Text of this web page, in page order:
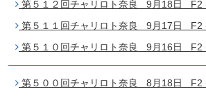
第５１２回チャリロト奈良 9月18日 F2
第５１１回チャリロト奈良 9月17日 F2
第５１０回チャリロト奈良 9月16日 F2
第５００回チャリロト奈良 8月18日 F2